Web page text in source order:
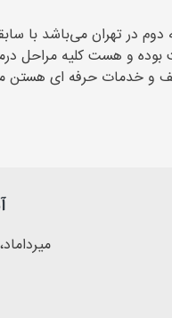
دوم در تهران می‌باشد
بوده و هست کلیه مراحل
تریتا بالغ بر ۱۰۰۰۰ عقیم سازی موفق